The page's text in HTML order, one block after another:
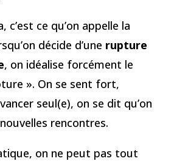
c’est ce qu’on appelle la
décide d’une rupture
, on idéalise forcément le
». On se sent fort,
seul(e), on se dit qu’on
rencontres.
on ne peut pas tout